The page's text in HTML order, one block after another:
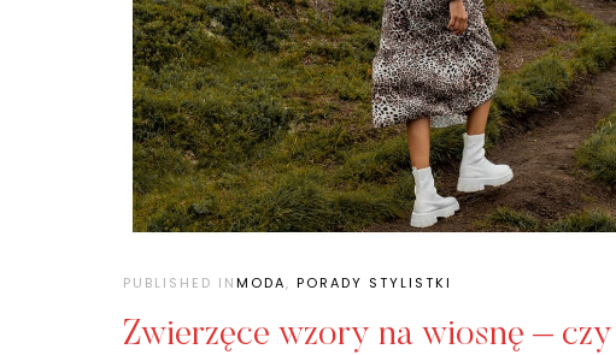
PUBLISHED INMODA, PORADY STYLISTKI
Zwierzęce wzory na wiosnę –